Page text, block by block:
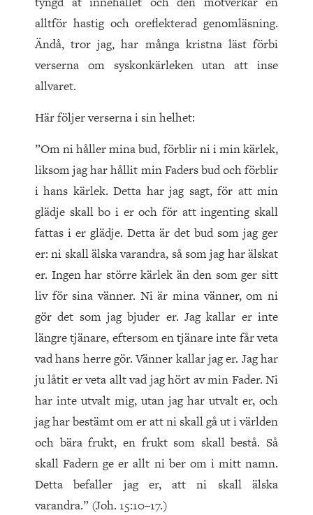
alltför hastig och oreflekterad genomläsning.
Ändå, tror jag, har många kristna läst förbi
verserna om syskonkärleken utan att inse
allvaret.
Här följer verserna i sin helhet:
”Om ni håller mina bud, förblir ni i min kärlek,
liksom jag har hållit min Faders bud och förblir
i hans kärlek. Detta har jag sagt, för att min
glädje skall bo i er och för att ingenting skall
fattas i er glädje. Detta är det bud som jag ger
er: ni skall älska varandra, så som jag har älskat
er. Ingen har större kärlek än den som ger sitt
liv för sina vänner. Ni är mina vänner, om ni
gör det som jag bjuder er. Jag kallar er inte
längre tjänare, eftersom en tjänare inte får veta
vad hans herre gör. Vänner kallar jag er. Jag har
ju låtit er veta allt vad jag hört av min Fader. Ni
har inte utvalt mig, utan jag har utvalt er, och
jag har bestämt om er att ni skall gå ut i världen
och bära frukt, en frukt som skall bestå. Så
skall Fadern ge er allt ni ber om i mitt namn.
Detta befaller jag er, att ni skall älska
varandra.” (Joh. 15:10–17.)